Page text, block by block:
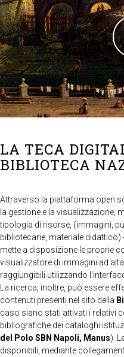
LA TECA
BIBLIOTECA
Attraverso la piattaforma open
la gestione e la visualizzazione,
tipologia di risorse, (immagini,
bibliotecarie, materiale didattico)
mette a disposizione le proprie
visualizzatore di immagini ad
raggiungibili utilizzando
La ricerca, inoltre, può essere
contenuti presenti nel sito della
caso siano stati attivati i relativi
bibliografiche dei cataloghi
del Polo SBN Napoli, Manus).
disponibili, mediante